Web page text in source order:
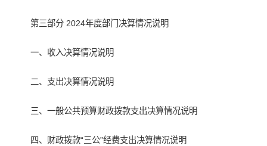
第三部分 2024年度部门决算情况说明
一、收入决算情况说明
二、支出决算情况说明
三、一般公共预算财政拨款支出决算情况说明
四、财政拨款“三公”经费支出决算情况说明